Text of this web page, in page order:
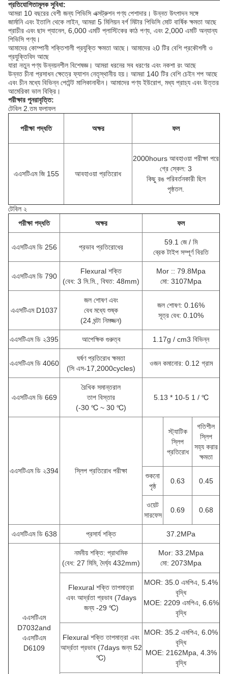
প্রতিযোগিতামূলক সুবিধা:
আমরা 10 বছরের বেশী জন্য পিভিসি এক্সট্রুশন পণ্য পেশাদার। উন্নত উৎপাদন সঙ্গে
জার্মানি এবং ইতালি থেকে লাইন, আমরা 5 মিলিয়ন বর্গ মিটার পিভিসি মোট বার্ষিক ক্ষমতা আছে
প্রাচীর এবং ছাদ প্যানেল, 6,000 এমটি প্লাস্টিকের কাঠ পণ্য, এবং 2,000 এমটি অন্যান্য
পিভিসি পণ্য।
আমাদের কোম্পানী শক্তিশালী প্রযুক্তি ক্ষমতা আছে। আমাদের ২0 টির বেশি প্রকৌশলী ও
প্রযুক্তিবিদ আছে
যারা নতুন পণ্য উন্নয়নশীল বিশেষজ্ঞ। আমরা ধরনের সব ধরণের এবং নকশা রং আছে
উন্নত চীনা প্রসাধন ক্ষেত্রে ফ্যাশন নেতৃস্থানীয় হয়। আমরা 140 টির বেশি চেইন শপ আছে
এবং চীন মধ্যে বিভিন্ন পেটেন্ট মালিকানাধীন। আমাদের পণ্য ইউরোপ, মধ্য প্রাচ্য এবং উত্তর
আমেরিকা ভাল বিক্রি।
পরীক্ষার পুনরাবৃত্তি:
টেবিল 2.তম ফলাফল
পরীক্ষা পদ্ধতি অক্ষর ফল
এএসটিএম জি 155 আবহাওয়া প্রতিরোধ
2000hours আবহাওয়া পরীক্ষা পরে
গ্রে স্কেল: 3
কিছু রঙ পরিবর্তনকারী ছিল
পৃষ্ঠতল.
টেবিল ২
পরীক্ষা পদ্ধতি
অক্ষর ফল
এএসটিএম ডি 256 প্রভাব প্রতিরোধের
59.1 জে / মি
ব্রেক টাইপ সম্পূর্ণ বিরতি
এএসটিএম ডি 790
Flexural শক্তি
(বেধ: 3 মি.মি., বিঘত: 48mm)
Mor :: 79.8Mpa
মো: 3107Mpa
এএসটিএম D1037
জল শোষণ এবং
বেধ মধ্যে শুষ্ক
(24 ঘন্টা নিমজ্জন)
জল শোষণ: 0.16%
সূত্র বেধ: 0.10%
এএসটিএম ডি ২395 আপেক্ষিক গুরুত্ব 1.17g / cm3 বিভিন্ন
এএসটিএম ডি 4060
ঘর্ষণ প্রতিরোধ ক্ষমতা
(সি এস-17,2000cycles)
ওজন কমানোর: 0.12 গ্রাম
এএসটিএম ডি 669
রৈখিক সমান্তরাল
তাপ বিস্তার
(-30 ℃ ~ 30 ℃)
5.13 * 10-5 1 / ℃
এএসটিএম ডি ২394 স্লিপ প্রতিরোধ পরীক্ষা
স্ট্যাটিক
স্লিপ
প্রতিরোধ
গতিশীল
স্লিপ
সহ্য করার
ক্ষমতা
শুকনো
পৃষ্ঠ
0.63 0.45
ওয়েট
সারফেস
0.69 0.68
এএসটিএম ডি 638 প্রসার্য শক্তি 37.2MPa
এএসটিএম
D7032and
এএসটিএম
D6109
নমনীয় শক্তি: প্রাথমিক
(বেধ: 27 মিমি, দৈর্ঘ্য 432mm)
Mor: 33.2Mpa
মো: 2073Mpa
Flexural শক্তি তাপমাত্রা
এবং আর্দ্রতা প্রভাব (7days
জন্য -29 ℃)
MOR: 35.0 এমপিএ, 5.4%
বৃদ্ধি
MOE: 2209 এমপিএ, 6.6%
বৃদ্ধি
Flexural শক্তি তাপমাত্রা এবং
আর্দ্রতা প্রভাব (7days জন্য 52
℃)
MOR: 35.2 এমপিএ, 6.0%
বৃদ্ধি
MOE: 2162Mpa, 4.3%
বৃদ্ধি